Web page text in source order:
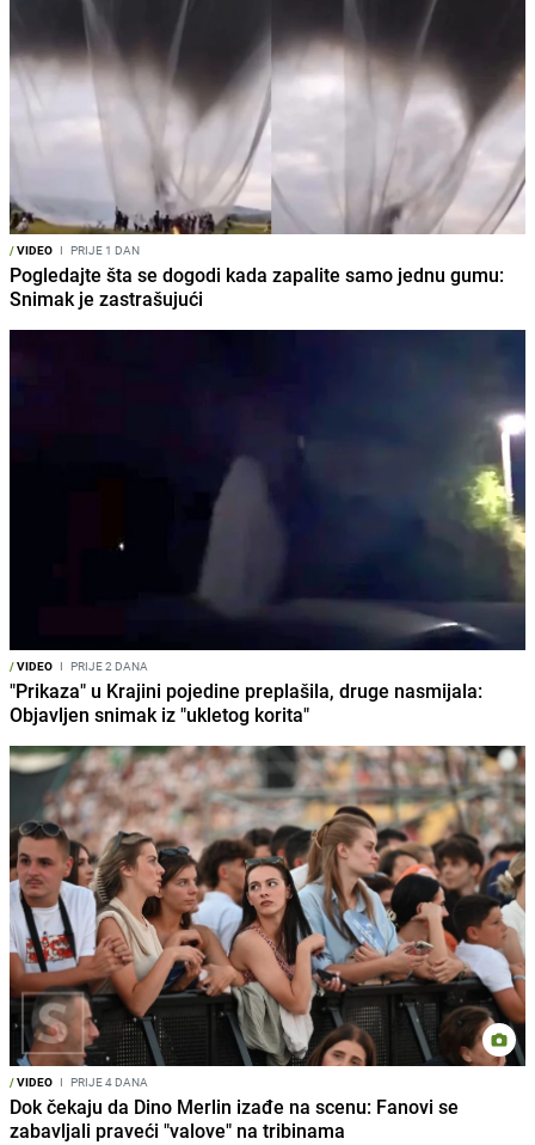
/VIDEO I PRIJE 1 DAN
Pogledajte šta se dogodi kada zapalite samo jednu gumu:
Snimak je zastrašujući
/VIDEO I PRIJE 2 DANA
"Prikaza" u Krajini pojedine preplašila, druge nasmijala:
Objavljen snimak iz "ukletog korita"
/VIDEO I PRIJE 4 DANA
Dok čekaju da Dino Merlin izađe na scenu: Fanovi se
zabavljali praveći "valove" na tribinama